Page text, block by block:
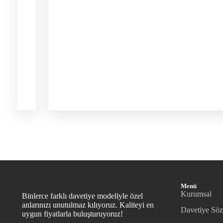
Binlerce farklı davetiye modeliyle özel
anlarınızı unutulmaz kılıyoruz. Kaliteyi en
uygun fiyatlarla buluşturuyoruz!
Menü
Kurumsal
Davetiye